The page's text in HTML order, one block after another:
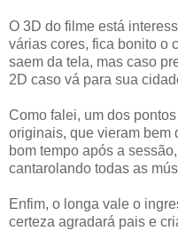
O 3D do filme está
várias cores, fica bonito o
saem da tela, mas caso
2D caso vá para sua
Como falei, um dos
originais, que vieram bem
bom tempo após a
cantarolando todas as
Enfim, o longa vale o
certeza agradará pais e